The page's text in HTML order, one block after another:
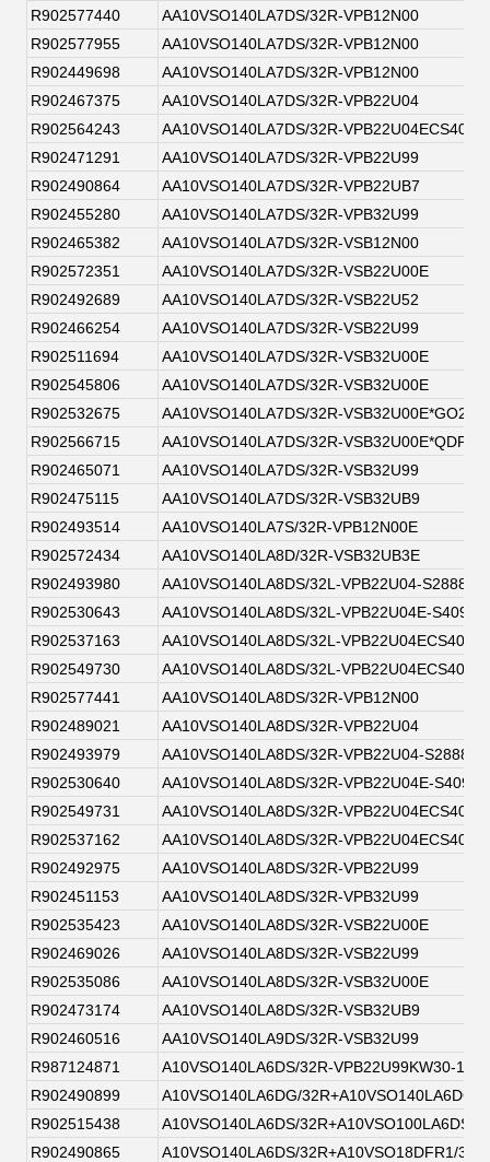
R902577440
AA10VSO140LA7DS/32R-VPB12N00
R902577955
AA10VSO140LA7DS/32R-VPB12N00
R902449698
AA10VSO140LA7DS/32R-VPB12N00
R902467375
AA10VSO140LA7DS/32R-VPB22U04
R902564243
AA10VSO140LA7DS/32R-VPB22U04ECS4093
R902471291
AA10VSO140LA7DS/32R-VPB22U99
R902490864
AA10VSO140LA7DS/32R-VPB22UB7
R902455280
AA10VSO140LA7DS/32R-VPB32U99
R902465382
AA10VSO140LA7DS/32R-VSB12N00
R902572351
AA10VSO140LA7DS/32R-VSB22U00E
R902492689
AA10VSO140LA7DS/32R-VSB22U52
R902466254
AA10VSO140LA7DS/32R-VSB22U99
R902511694
AA10VSO140LA7DS/32R-VSB32U00E
R902545806
AA10VSO140LA7DS/32R-VSB32U00E
R902532675
AA10VSO140LA7DS/32R-
R902566715
AA10VSO140LA7DS/32R-VSB32U00E*QDP1*
R902465071
AA10VSO140LA7DS/32R-VSB32U99
R902475115
AA10VSO140LA7DS/32R-VSB32UB9
R902493514
AA10VSO140LA7S/32R-VPB12N00E
R902572434
AA10VSO140LA8D/32R-VSB32UB3E
R902493980
AA10VSO140LA8DS/32L-VPB22U04-S2888
R902530643
AA10VSO140LA8DS/32L-VPB22U04E-S4093
R902537163
AA10VSO140LA8DS/32L-VPB22U04ECS4093
R902549730
AA10VSO140LA8DS/32L-VPB22U04ECS4093
R902577441
AA10VSO140LA8DS/32R-VPB12N00
R902489021
AA10VSO140LA8DS/32R-VPB22U04
R902493979
AA10VSO140LA8DS/32R-VPB22U04-S2888
R902530640
AA10VSO140LA8DS/32R-VPB22U04E-S4093
R902549731
AA10VSO140LA8DS/32R-VPB22U04ECS4093
R902537162
AA10VSO140LA8DS/32R-VPB22U04ECS4093
R902492975
AA10VSO140LA8DS/32R-VPB22U99
R902451153
AA10VSO140LA8DS/32R-VPB32U99
R902535423
AA10VSO140LA8DS/32R-VSB22U00E
R902469026
AA10VSO140LA8DS/32R-VSB22U99
R902535086
AA10VSO140LA8DS/32R-VSB32U00E
R902473174
AA10VSO140LA8DS/32R-VSB32UB9
R902460516
AA10VSO140LA9DS/32R-VSB32U99
R987124871
A10VSO140LA6DS/32R-VPB22U99KW30-
R902490899
A10VSO140LA6DG/32R+A10VSO140LA6DG/
R902515438
A10VSO140LA6DS/32R+A10VSO100LA6DS/
R902490865
A10VSO140LA6DS/32R+A10VSO18DFR1/31R